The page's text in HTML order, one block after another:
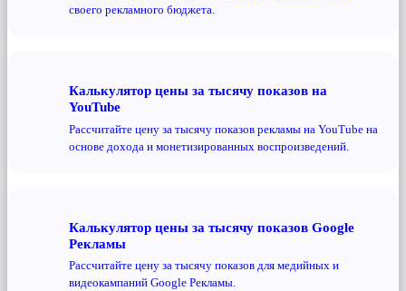
своего рекламного бюджета.
Калькулятор цены за тысячу показов на
YouTube
Рассчитайте цену за тысячу показов рекламы на YouTube на
основе дохода и монетизированных воспроизведений.
Калькулятор цены за тысячу показов Google
Рекламы
Рассчитайте цену за тысячу показов для медийных и
видеокампаний Google Рекламы.